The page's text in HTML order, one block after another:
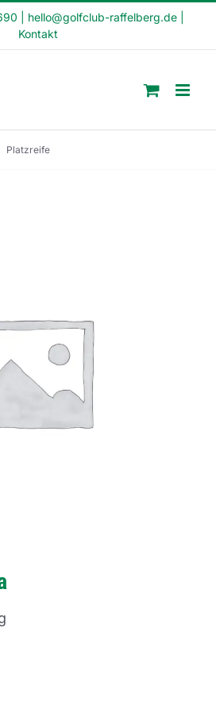
hello@golfclub-raffelberg.de
Kontakt
Platzreife